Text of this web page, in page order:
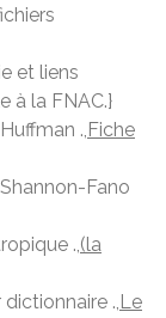
et liens
à la FNAC.}
., Fiche
Fano
., (la
., Le